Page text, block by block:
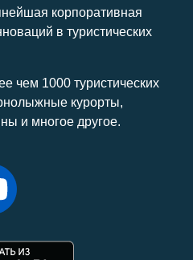
корпоративная
в туристических
чем 1000 туристических
курорты,
и многое другое.